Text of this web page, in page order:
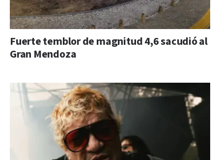
Fuerte temblor de magnitud 4,6 sacudió al
Gran Mendoza